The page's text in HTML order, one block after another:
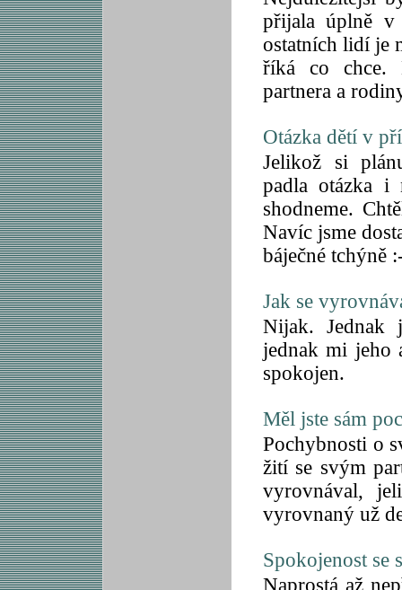
přijala úplně v
ostatních lidí je
říká co chce.
partnera a
Otázka dětí v
Jelikož si
padla otázka i
shodneme.
Navíc jsme
báječné tchýně
Jak se
Nijak. Jednak
jednak mi jeho
spokojen.
Měl jste sám
Pochybnosti o
žití se svým
vyrovnával,
vyrovnaný už
Spokojenost se
Naprostá až